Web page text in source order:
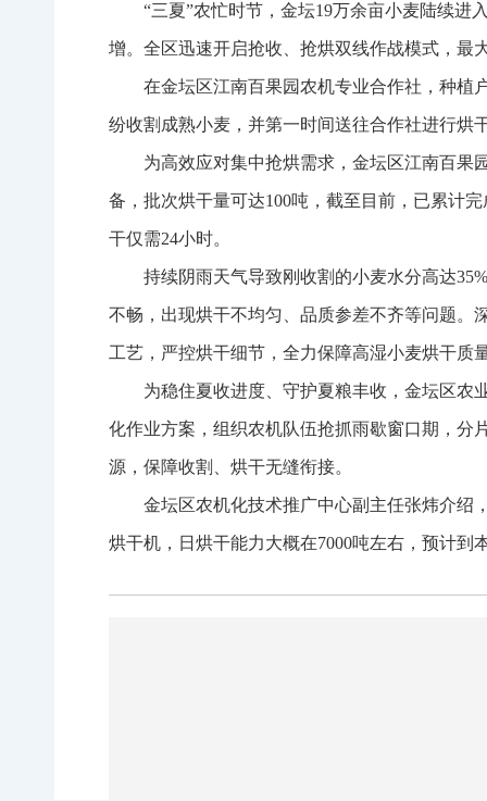
“三夏”农忙时节，金坛19万余亩小麦陆续进
增。全区迅速开启抢收、抢烘双线作战模式，最
在金坛区江南百果园农机专业合作社，种植
纷收割成熟小麦，并第一时间送往合作社进行烘
为高效应对集中抢烘需求，金坛区江南百果
备，批次烘干量可达100吨，截至目前，已累计
干仅需24小时。
持续阴雨天气导致刚收割的小麦水分高达
不畅，出现烘干不均匀、品质参差不齐等问题。
工艺，严控烘干细节，全力保障高湿小麦烘干质
为稳住夏收进度、守护夏粮丰收，金坛区农
化作业方案，组织农机队伍抢抓雨歇窗口期，分
源，保障收割、烘干无缝衔接。
金坛区农机化技术推广中心副主任张炜介绍
烘干机，日烘干能力大概在7000吨左右，预计到